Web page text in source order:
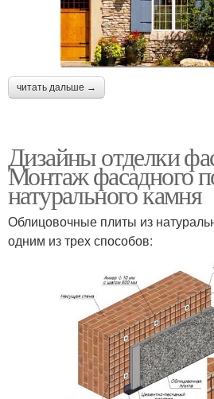
читать дальше →
Дизайны отделки
Монтаж фасадного
натурального камня
Облицовочные плиты из
одним из трех способов: